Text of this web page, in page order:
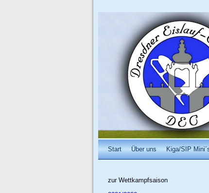
Start Über uns Kiga/SIP
zur Wettkampfsaison